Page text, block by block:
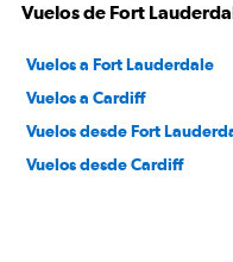
Vuelos de Fort
Vuelos a Fort Lauderdale
Vuelos a Cardiff
Vuelos desde Fort
Vuelos desde Cardiff